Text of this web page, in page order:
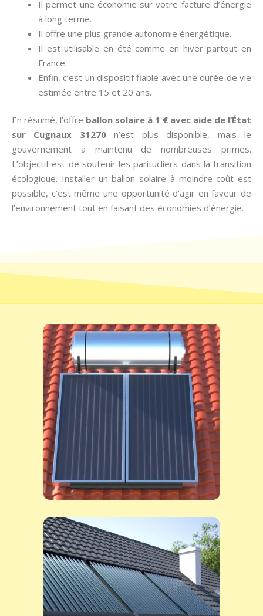
Il permet une économie sur votre facture d’énergie
à long terme.
Il offre une plus grande autonomie énergétique.
Il est utilisable en été comme en hiver partout en
France.
Enfin, c’est un dispositif fiable avec une durée de vie
estimée entre 15 et 20 ans.
En résumé, l’offre ballon solaire à 1 € avec aide de l’État
sur Cugnaux 31270n’est plus disponible, mais le
gouvernement a maintenu de nombreuses primes.
L’objectif est de soutenir les paritucliers dans la transition
écologique. Installer un ballon solaire à moindre coût est
possible, c’est même une opportunité d’agir en faveur de
l’environnement tout en faisant des économies d’énergie.